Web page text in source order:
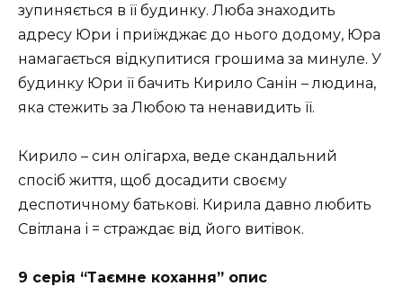
зупиняється в її будинку. Люба знаходить
адресу Юри і приїжджає до нього додому, Юра
намагається відкупитися грошима за минуле. У
будинку Юри її бачить Кирило Санін – людина,
яка стежить за Любою та ненавидить її.
Кирило – син олігарха, веде скандальний
спосіб життя, щоб досадити своєму
деспотичному батькові. Кирила давно любить
Світлана і = страждає від його витівок.
9 серія “Таємне кохання” опис